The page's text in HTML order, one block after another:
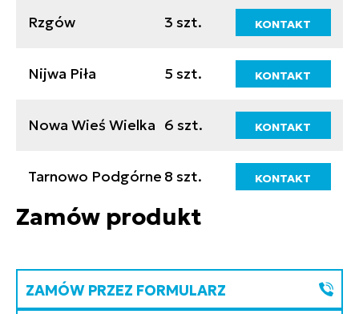
Rzgów 3 szt. KONTAKT
Nijwa Piła 5 szt. KONTAKT
Nowa Wieś Wielka 6 szt. KONTAKT
Tarnowo Podgórne 8 szt. KONTAKT
Zamów produkt
ZAMÓW PRZEZ FORMULARZ